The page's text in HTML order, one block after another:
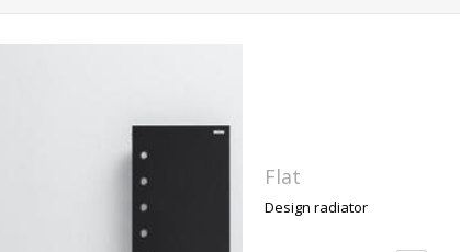
Flat
Design radiator